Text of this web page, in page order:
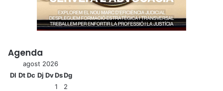
Agenda
agost 2026
Dl DtDc Dj DvDsDg
1
2